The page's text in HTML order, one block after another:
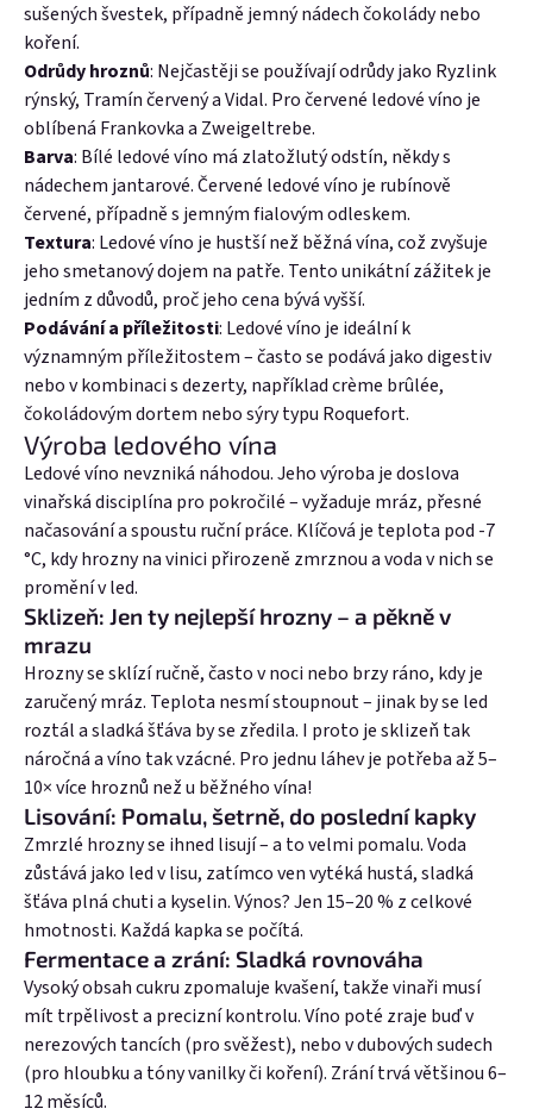
sušených švestek, případně jemný nádech čokolády nebo
koření.
Odrůdy hroznů: Nejčastěji se používají odrůdy jako Ryzlink
rýnský, Tramín červený a Vidal. Pro červené ledové víno je
oblíbená Frankovka a Zweigeltrebe.
Barva: Bílé ledové víno má zlatožlutý odstín, někdy s
nádechem jantarové. Červené ledové víno je rubínově
červené, případně s jemným fialovým odleskem.
Textura: Ledové víno je hustší než běžná vína, což zvyšuje
jeho smetanový dojem na patře. Tento unikátní zážitek je
jedním z důvodů, proč jeho cena bývá vyšší.
Podávání a příležitosti: Ledové víno je ideální k
významným příležitostem – často se podává jako digestiv
nebo v kombinaci s dezerty, například crème brûlée,
čokoládovým dortem nebo sýry typu Roquefort.
Výroba ledového vína
Ledové víno nevzniká náhodou. Jeho výroba je doslova
vinařská disciplína pro pokročilé – vyžaduje mráz, přesné
načasování a spoustu ruční práce. Klíčová je teplota pod -7
°C, kdy hrozny na vinici přirozeně zmrznou a voda v nich se
promění v led.
Sklizeň: Jen ty nejlepší hrozny – a pěkně v
mrazu
Hrozny se sklízí ručně, často v noci nebo brzy ráno, kdy je
zaručený mráz. Teplota nesmí stoupnout – jinak by se led
roztál a sladká šťáva by se zředila. I proto je sklizeň tak
náročná a víno tak vzácné. Pro jednu láhev je potřeba až 5–
10× více hroznů než u běžného vína!
Lisování: Pomalu, šetrně, do poslední kapky
Zmrzlé hrozny se ihned lisují – a to velmi pomalu. Voda
zůstává jako led v lisu, zatímco ven vytéká hustá, sladká
šťáva plná chuti a kyselin. Výnos? Jen 15–20 % z celkové
hmotnosti. Každá kapka se počítá.
Fermentace a zrání: Sladká rovnováha
Vysoký obsah cukru zpomaluje kvašení, takže vinaři musí
mít trpělivost a precizní kontrolu. Víno poté zraje buď v
nerezových tancích (pro svěžest), nebo v dubových sudech
(pro hloubku a tóny vanilky či koření). Zrání trvá většinou 6–
12 měsíců.